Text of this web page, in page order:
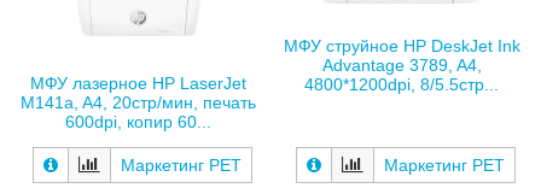
МФУ лазерное HP LaserJet
M141a, A4, 20стр/мин, печать
600dpi, копир 60...
Маркетинг РЕТ
МФУ струйное HP DeskJet Ink
Advantage 3789, A4,
4800*1200dpi, 8/5.5стр...
Маркетинг РЕТ